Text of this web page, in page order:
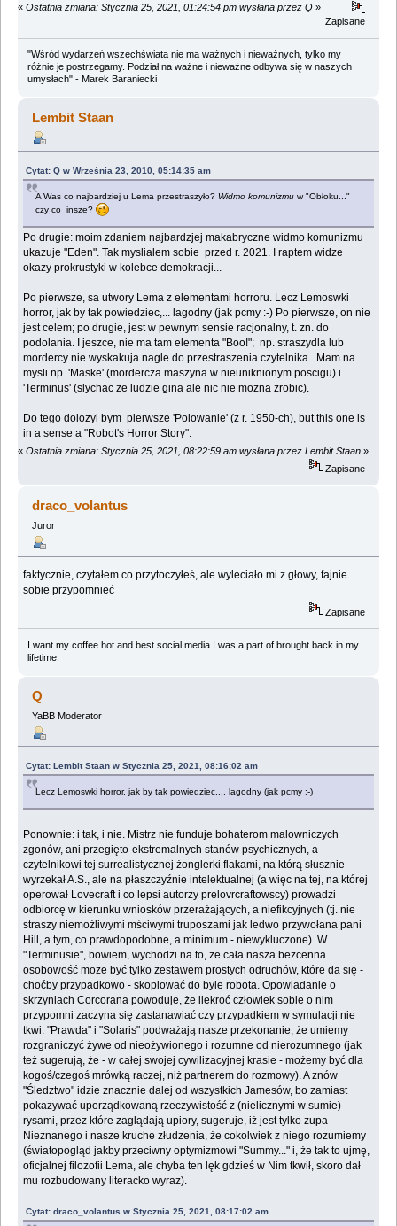
« Ostatnia zmiana: Stycznia 25, 2021, 01:24:54 pm wysłana przez Q »
Zapisane
"Wśród wydarzeń wszechświata nie ma ważnych i nieważnych, tylko my
różnie je postrzegamy. Podział na ważne i nieważne odbywa się w naszych
umysłach" - Marek Baraniecki
Lembit Staan
Cytat: Q w Września 23, 2010, 05:14:35 am
A Was co najbardziej u Lema przestraszyło? Widmo komunizmu w "Obłoku..."
czy co insze?
Po drugie: moim zdaniem najbardzjej makabryczne widmo komunizmu
ukazuje "Eden". Tak myslialem sobie przed r. 2021. I raptem widze
okazy prokrustyki w kolebce demokracji...
Po pierwsze, sa utwory Lema z elementami horroru. Lecz Lemoswki
horror, jak by tak powiedziec,... lagodny (jak pcmy :-) Po pierwsze, on nie
jest celem; po drugie, jest w pewnym sensie racjonalny, t. zn. do
podolania. I jeszce, nie ma tam elementa "Boo!"; np. straszydla lub
mordercy nie wyskakuja nagle do przestraszenia czytelnika. Mam na
mysli np. 'Maske' (mordercza maszyna w nieuniknionym poscigu) i
'Terminus' (slychac ze ludzie gina ale nic nie mozna zrobic).
Do tego dolozyl bym pierwsze 'Polowanie' (z r. 1950-ch), but this one is
in a sense a "Robot's Horror Story".
« Ostatnia zmiana: Stycznia 25, 2021, 08:22:59 am wysłana przez Lembit Staan »
Zapisane
draco_volantus
Juror
faktycznie, czytałem co przytoczyłeś, ale wyleciało mi z głowy, fajnie
sobie przypomnieć
Zapisane
I want my coffee hot and best social media I was a part of brought back in my
lifetime.
Q
YaBB Moderator
Cytat: Lembit Staan w Stycznia 25, 2021, 08:16:02 am
Lecz Lemoswki horror, jak by tak powiedziec,... lagodny (jak pcmy :-)
Ponownie: i tak, i nie. Mistrz nie funduje bohaterom malowniczych
zgonów, ani przegięto-ekstremalnych stanów psychicznych, a
czytelnikowi tej surrealistycznej żonglerki flakami, na którą słusznie
wyrzekał A.S., ale na płaszczyźnie intelektualnej (a więc na tej, na której
operował Lovecraft i co lepsi autorzy prelovrcraftowscy) prowadzi
odbiorcę w kierunku wniosków przerażających, a niefikcyjnych (tj. nie
straszy niemożliwymi mściwymi truposzami jak ledwo przywołana pani
Hill, a tym, co prawdopodobne, a minimum - niewykluczone). W
"Terminusie", bowiem, wychodzi na to, że cała nasza bezcenna
osobowość może być tylko zestawem prostych odruchów, które da się -
choćby przypadkowo - skopiować do byle robota. Opowiadanie o
skrzyniach Corcorana powoduje, że ilekroć człowiek sobie o nim
przypomni zaczyna się zastanawiać czy przypadkiem w symulacji nie
tkwi. "Prawda" i "Solaris" podważają nasze przekonanie, że umiemy
rozgraniczyć żywe od nieożywionego i rozumne od nierozumnego (jak
też sugerują, że - w całej swojej cywilizacyjnej krasie - możemy być dla
kogoś/czegoś mrówką raczej, niż partnerem do rozmowy). A znów
"Śledztwo" idzie znacznie dalej od wszystkich Jamesów, bo zamiast
pokazywać uporządkowaną rzeczywistość z (nielicznymi w sumie)
rysami, przez które zaglądają upiory, sugeruje, iż jest tylko zupa
Nieznanego i nasze kruche złudzenia, że cokolwiek z niego rozumiemy
(światopogląd jakby przeciwny optymizmowi "Summy..." i, że tak to ujmę,
oficjalnej filozofii Lema, ale chyba ten lęk gdzieś w Nim tkwił, skoro dał
mu rozbudowany literacko wyraz).
Cytat: draco_volantus w Stycznia 25, 2021, 08:17:02 am